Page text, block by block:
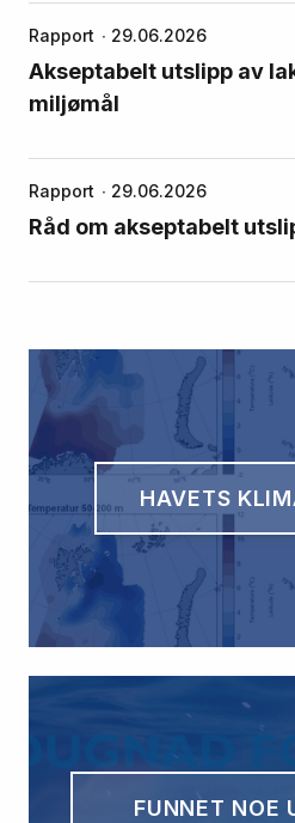
Rapport 29.06.2026
Akseptabelt utslipp av
miljømål
Rapport 29.06.2026
Råd om akseptabelt
HAVETS
FUNNET NOE